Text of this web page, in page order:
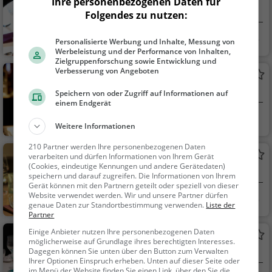
Restaurant in Höheischweiler
Höheischweiler
Restaurant, Aben
dessen, Mittagessen
Zur Dorfschenke
Kneipe in Pirmasens
Gasthaus Knerr
Restaurant in Obersimten
Obersimten
Restaurant, Aben
dessen, Mittagessen
Stockwaldhütte PWV
Restaurant in Pirmasens
Folgendes zu nutzen:
Personalisierte Werbung und Inhalte, Messung von
Werbeleistung und der Performance von Inhalten,
Zielgruppenforschung sowie Entwicklung und
Verbesserung von Angeboten
Speichern von oder Zugriff auf Informationen auf
einem Endgerät
Weitere Informationen
210 Partner werden Ihre personenbezogenen Daten
verarbeiten und dürfen Informationen von Ihrem Gerät
(Cookies, eindeutige Kennungen und andere Gerätedaten)
speichern und darauf zugreifen. Die Informationen von Ihrem
Gerät können mit den Partnern geteilt oder speziell von dieser
Website verwendet werden. Wir und unsere Partner dürfen
genaue Daten zur Standortbestimmung verwenden. Liste der
Partner
Einige Anbieter nutzen Ihre personenbezogenen Daten
möglicherweise auf Grundlage ihres berechtigten Interesses.
Dagegen können Sie unten über den Button zum Verwalten
Ihrer Optionen Einspruch erheben. Unten auf dieser Seite oder